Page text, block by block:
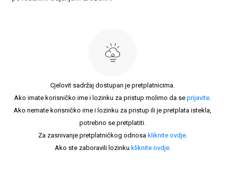
Cjelovit sadržaj dostupan je pretplatnicima.
Ako imate korisničko ime i lozinku za pristup molimo da se prijavite.
Ako nemate korisničko ime i lozinku za pristup ili je pretplata istekla,
potrebno se pretplatiti.
Za zasnivanje pretplatničkog odnosa kliknite ovdje.
Ako ste zaboravili lozinku kliknite ovdje.